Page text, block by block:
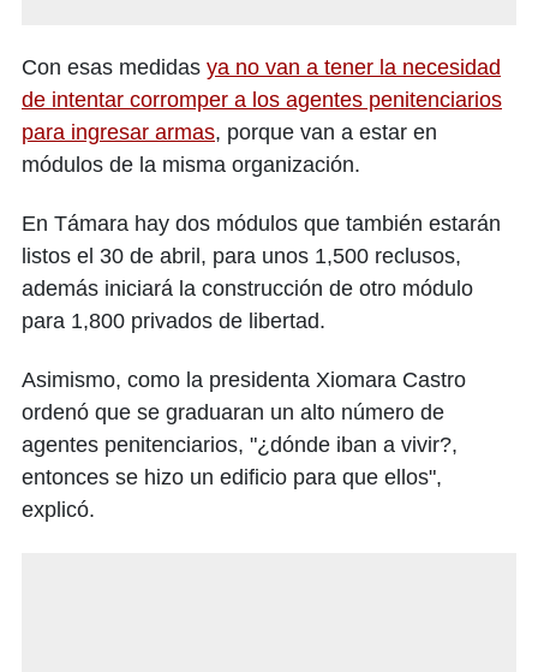
Con esas medidas ya no van a tener la necesidad
de intentar corromper a los agentes penitenciarios
para ingresar armas, porque van a estar en
módulos de la misma organización.
En Támara hay dos módulos que también estarán
listos el 30 de abril, para unos 1,500 reclusos,
además iniciará la construcción de otro módulo
para 1,800 privados de libertad.
Asimismo, como la presidenta Xiomara Castro
ordenó que se graduaran un alto número de
agentes penitenciarios, "¿dónde iban a vivir?,
entonces se hizo un edificio para que ellos",
explicó.